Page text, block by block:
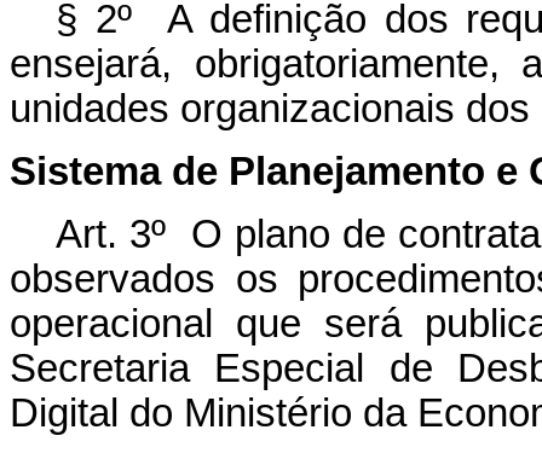
§ 2º A definição dos
ensejará,
unidades organizacionais
Sistema de Planejamento
Art. 3º O plano de
observados os
operacional que será
Secretaria Especial de
Digital do Ministério da